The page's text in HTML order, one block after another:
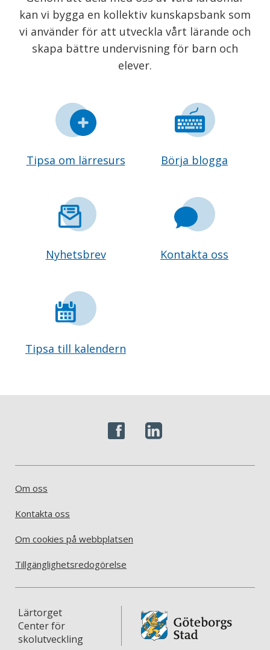
kan vi bygga en kollektiv kunskapsbank som
vi använder för att utveckla vårt lärande och
skapa bättre undervisning för barn och
elever.
Tipsa om lärresurs Börja blogga
Nyhetsbrev Kontakta oss
Tipsa till kalendern
Om oss
Kontakta oss
Om cookies på webbplatsen
Tillgänglighetsredogörelse
Lärtorget
Center för
skolutveckling